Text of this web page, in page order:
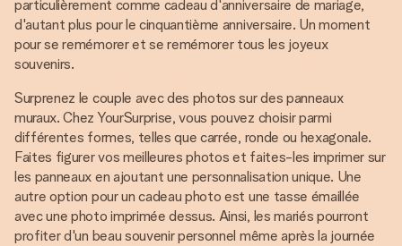
particulièrement comme cadeau d'anniversaire de mariage,
d'autant plus pour le cinquantième anniversaire. Un moment
pour se remémorer et se remémorer tous les joyeux
souvenirs.
Surprenez le couple avec des photos sur des panneaux
muraux. Chez YourSurprise, vous pouvez choisir parmi
différentes formes, telles que carrée, ronde ou hexagonale.
Faites figurer vos meilleures photos et faites-les imprimer sur
les panneaux en ajoutant une personnalisation unique. Une
autre option pour un cadeau photo est une tasse émaillée
avec une photo imprimée dessus. Ainsi, les mariés pourront
profiter d'un beau souvenir personnel même après la journée